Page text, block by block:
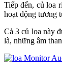
Tiếp đến, củ loa
hoạt động tương
Cả 3 củ loa này
là, những âm